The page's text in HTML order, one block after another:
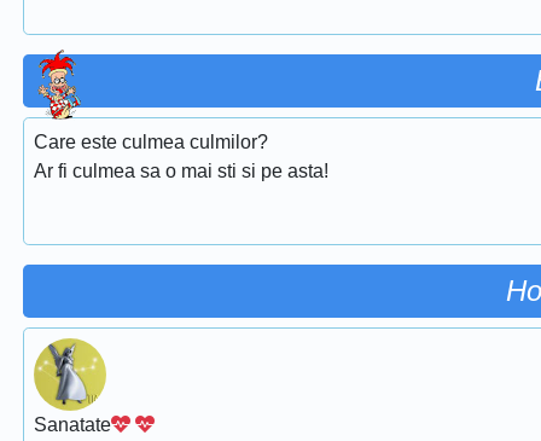
Care este culmea culmilor?
Ar fi culmea sa o mai sti si pe asta!
Sanatate